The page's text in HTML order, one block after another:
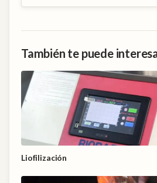
También te puede
Liofilización